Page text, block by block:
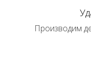
Производим